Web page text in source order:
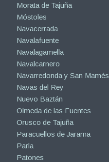
Morata de Tajuña
Móstoles
Navacerrada
Navalafuente
Navalagamella
Navalcarnero
Navarredonda y San Mamés
Navas del Rey
Nuevo Baztán
Olmeda de las Fuentes
Orusco de Tajuña
Paracuellos de Jarama
Parla
Patones